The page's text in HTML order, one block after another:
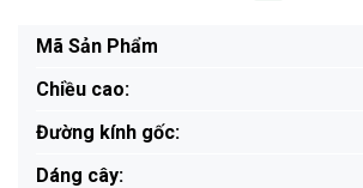
Mã Sản Phẩm
Chiều cao:
Đường kính gốc:
Dáng cây: